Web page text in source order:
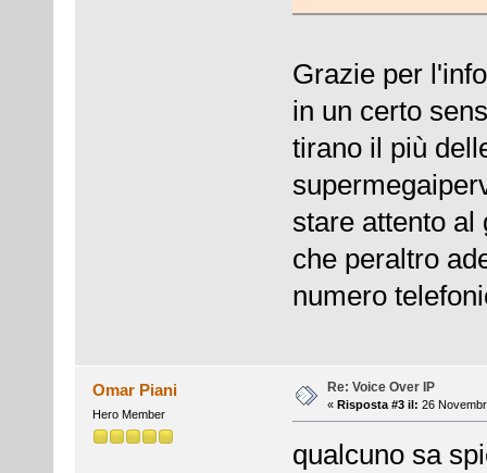
Grazie per
in un certo
tirano il più
stare attento al
che peraltro
numero
Omar Piani
Hero Member
Re: Voice Over IP
« Risposta #3 il: 26
qualcuno sa